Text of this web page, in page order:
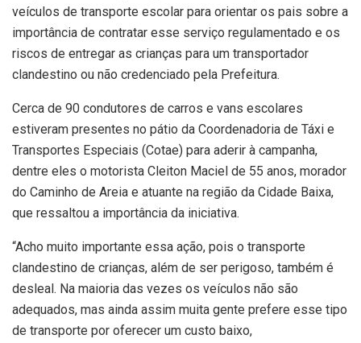
veículos de transporte escolar para orientar os pais sobre a
importância de contratar esse serviço regulamentado e os
riscos de entregar as crianças para um transportador
clandestino ou não credenciado pela Prefeitura.
Cerca de 90 condutores de carros e vans escolares
estiveram presentes no pátio da Coordenadoria de Táxi e
Transportes Especiais (Cotae) para aderir à campanha,
dentre eles o motorista Cleiton Maciel de 55 anos, morador
do Caminho de Areia e atuante na região da Cidade Baixa,
que ressaltou a importância da iniciativa.
“Acho muito importante essa ação, pois o transporte
clandestino de crianças, além de ser perigoso, também é
desleal. Na maioria das vezes os veículos não são
adequados, mas ainda assim muita gente prefere esse tipo
de transporte por oferecer um custo baixo,